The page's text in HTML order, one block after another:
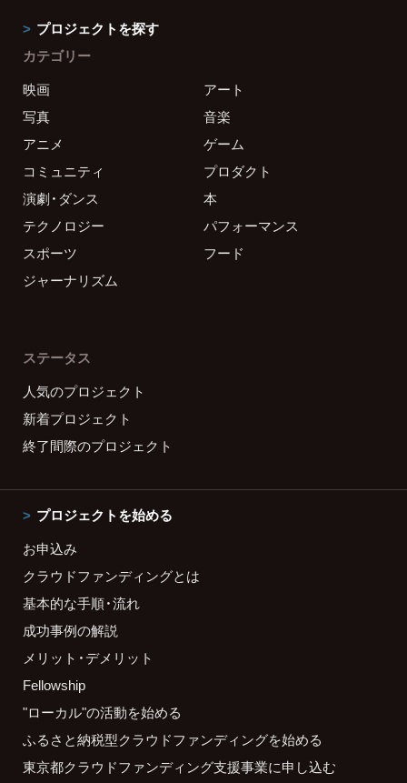
プロジェクトを探す
カテゴリー
映画
アート
写真
音楽
アニメ
ゲーム
コミュニティ
プロダクト
演劇・ダンス
本
テクノロジー
パフォーマンス
スポーツ
フード
ジャーナリズム
ステータス
人気のプロジェクト
新着プロジェクト
終了間際のプロジェクト
プロジェクトを始める
お申込み
クラウドファンディングとは
基本的な手順・流れ
成功事例の解説
メリット・デメリット
Fellowship
"ローカル"の活動を始める
ふるさと納税型クラウドファンディングを始める
東京都クラウドファンディング支援事業に申し込む